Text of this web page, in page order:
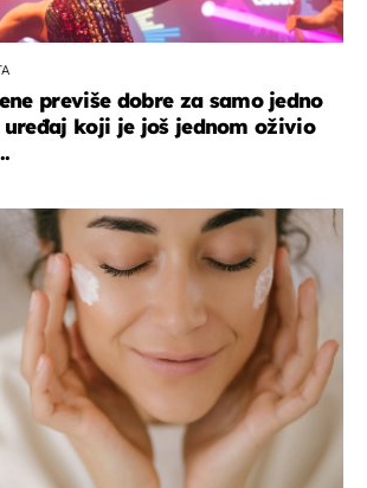
previše dobre za samo jedno
koji je još jednom oživio